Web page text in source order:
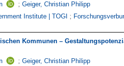
; Geiger, Christian Philipp
Institute | TOGI ;
Kommunen –
; Geiger, Christian Philipp